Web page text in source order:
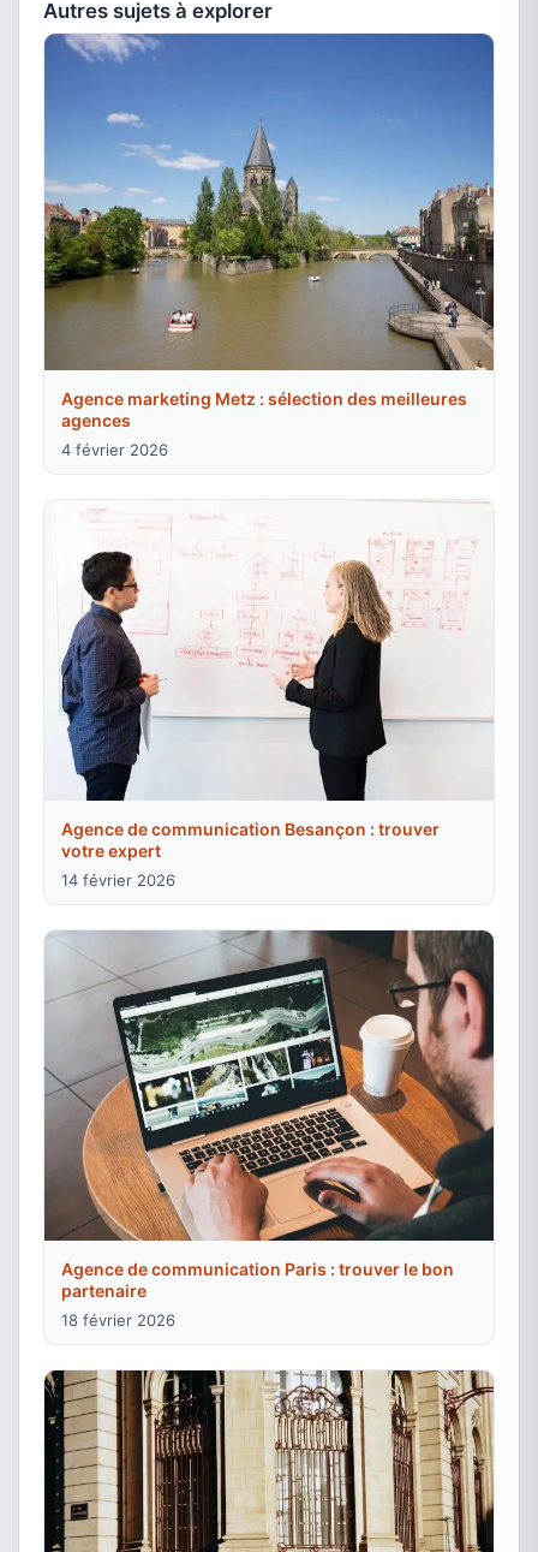
Autres sujets à explorer
Agence marketing Metz : sélection des meilleures
agences
4 février 2026
Agence de communication Besançon : trouver
votre expert
14 février 2026
Agence de communication Paris : trouver le bon
partenaire
18 février 2026